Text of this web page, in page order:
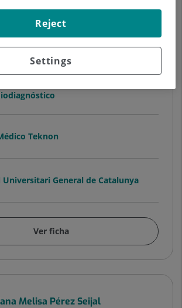
Roque Pérez
ESPECIALISTA
Teknon
Universitari General de Catalunya
Ver ficha
Melisa Pérez Seijal
Settings
Reject